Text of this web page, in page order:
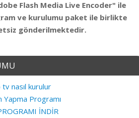
Flash Media Live Encoder" ile
ve kurulumu paket ile birlikte
gönderilmektedir.
nasıl kurulur
Yapma Programı
İNDİR